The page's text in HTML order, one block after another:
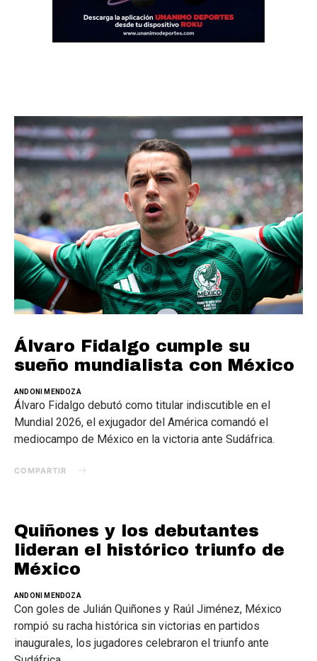
Álvaro Fidalgo cumple su
sueño mundialista con México
ANDONI MENDOZA
Álvaro Fidalgo debutó como titular indiscutible en el
Mundial 2026, el exjugador del América comandó el
mediocampo de México en la victoria ante Sudáfrica.
COMPARTIR
Quiñones y los debutantes
lideran el histórico triunfo de
México
ANDONI MENDOZA
Con goles de Julián Quiñones y Raúl Jiménez, México
rompió su racha histórica sin victorias en partidos
inaugurales, los jugadores celebraron el triunfo ante